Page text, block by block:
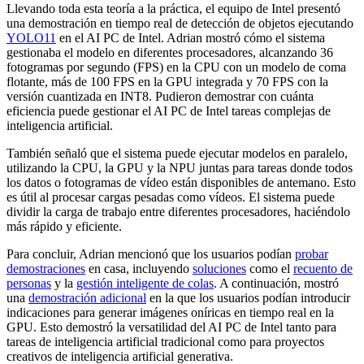
Llevando toda esta teoría a la práctica, el equipo de Intel presentó
una demostración en tiempo real de detección de objetos ejecutando
YOLO11 en el AI PC de Intel. Adrian mostró cómo el sistema
gestionaba el modelo en diferentes procesadores, alcanzando 36
fotogramas por segundo (FPS) en la CPU con un modelo de coma
flotante, más de 100 FPS en la GPU integrada y 70 FPS con la
versión cuantizada en INT8. Pudieron demostrar con cuánta
eficiencia puede gestionar el AI PC de Intel tareas complejas de
inteligencia artificial.
También señaló que el sistema puede ejecutar modelos en paralelo,
utilizando la CPU, la GPU y la NPU juntas para tareas donde todos
los datos o fotogramas de vídeo están disponibles de antemano. Esto
es útil al procesar cargas pesadas como vídeos. El sistema puede
dividir la carga de trabajo entre diferentes procesadores, haciéndolo
más rápido y eficiente.
Para concluir, Adrian mencionó que los usuarios podían probar
demostraciones en casa, incluyendo soluciones como el recuento de
personas y la gestión inteligente de colas. A continuación, mostró
una demostración adicional en la que los usuarios podían introducir
indicaciones para generar imágenes oníricas en tiempo real en la
GPU. Esto demostró la versatilidad del AI PC de Intel tanto para
tareas de inteligencia artificial tradicional como para proyectos
creativos de inteligencia artificial generativa.